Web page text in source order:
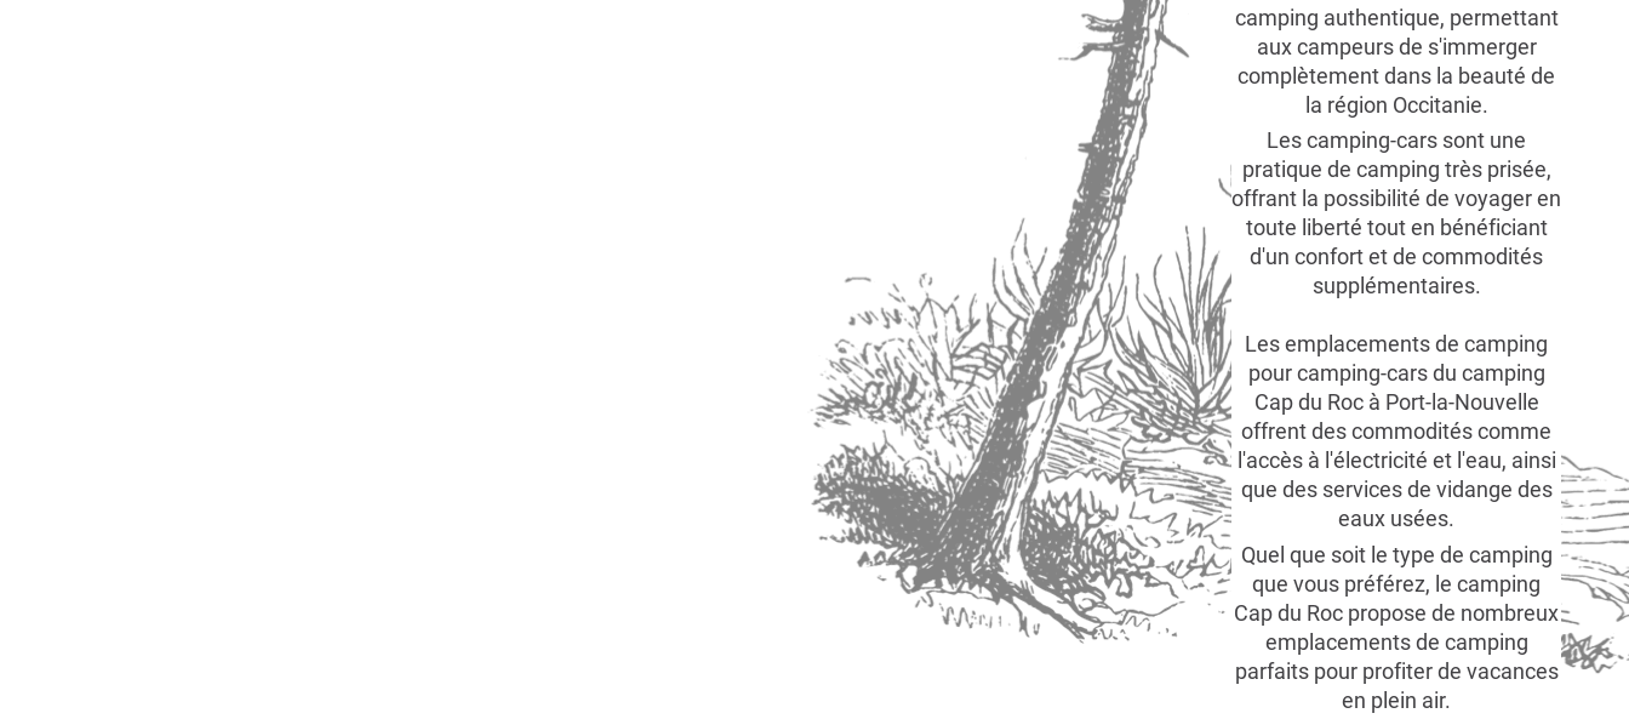
camping authentique, permettant
aux campeurs de s'immerger
complètement dans la beauté de
la région Occitanie.
Les camping-cars sont une
pratique de camping très prisée,
offrant la possibilité de voyager en
toute liberté tout en bénéficiant
d'un confort et de commodités
supplémentaires.
Les emplacements de camping
pour camping-cars du camping
Cap du Roc à Port-la-Nouvelle
offrent des commodités comme
l'accès à l'électricité et l'eau, ainsi
que des services de vidange des
eaux usées.
Quel que soit le type de camping
que vous préférez, le camping
Cap du Roc propose de nombreux
emplacements de camping
parfaits pour profiter de vacances
en plein air.